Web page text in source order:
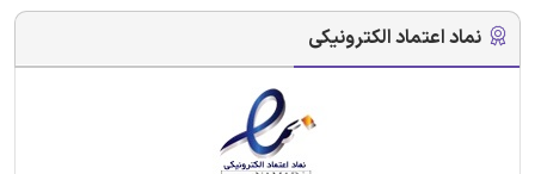
نماد اعتماد الکترونیکی